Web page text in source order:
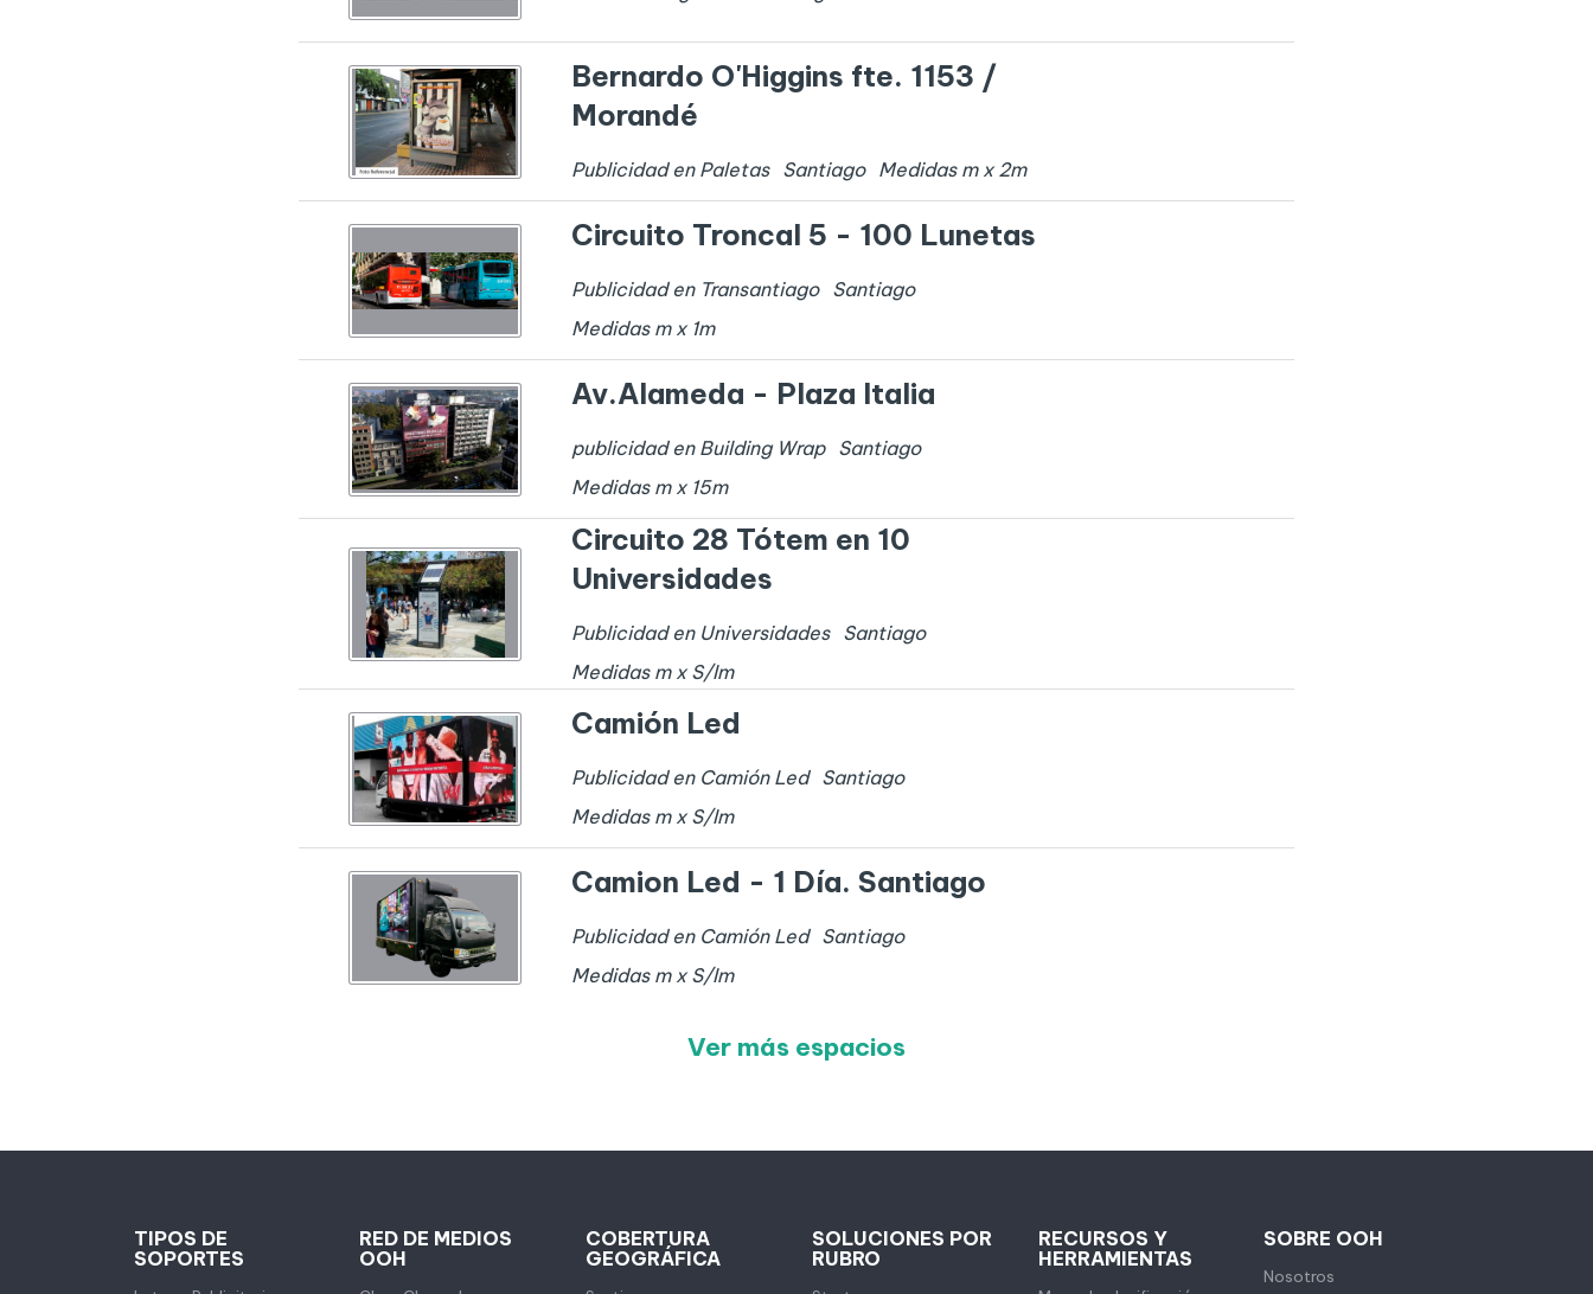
Bernardo O'Higgins fte. 1153 /
Morandé
Publicidad en Paletas Santiago Medidas m x 2m
Circuito Troncal 5 - 100 Lunetas
Publicidad en Transantiago Santiago
Medidas m x 1m
Av.Alameda - Plaza Italia
publicidad en Building Wrap Santiago
Medidas m x 15m
Circuito 28 Tótem en 10
Universidades
Publicidad en Universidades Santiago
Medidas m x S/Im
Camión Led
Publicidad en Camión Led Santiago
Medidas m x S/Im
Camion Led - 1 Día. Santiago
Publicidad en Camión Led Santiago
Medidas m x S/Im
Ver más espacios
TIPOS DE
SOPORTES
RED DE MEDIOS
OOH
COBERTURA
GEOGRÁFICA
SOLUCIONES POR
RUBRO
RECURSOS Y
HERRAMIENTAS
SOBRE OOH
Nosotros